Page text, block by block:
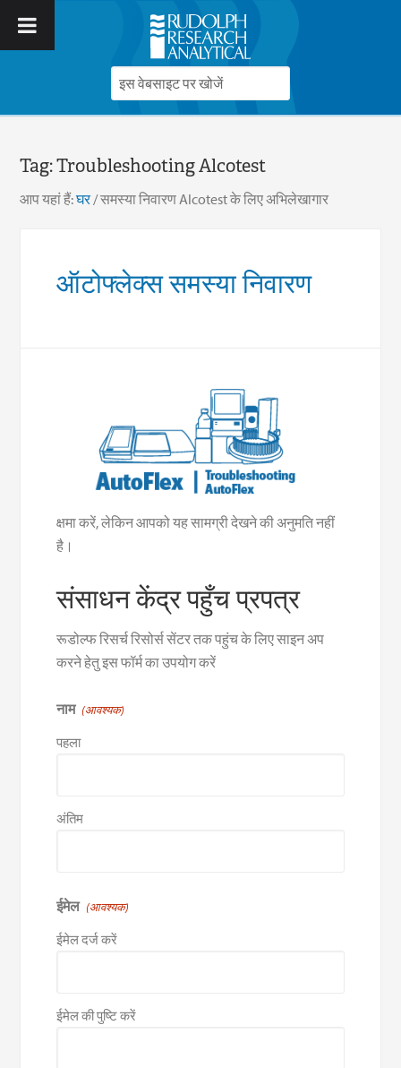
Tag:Troubleshooting Alcotest
आप यहां हैं:घर/समस्या निवारण Alcotest के लिए अभिलेखागार
ऑटोफ्लेक्स समस्या निवारण
क्षमा करें, लेकिन आपको यह सामग्री देखने की अनुमति नहीं
है।
संसाधन केंद्र पहुँच प्रपत्र
रूडोल्फ रिसर्च रिसोर्स सेंटर तक पहुंच के लिए साइन अप
करने हेतु इस फॉर्म का उपयोग करें
नाम (आवश्यक)
पहला
अंतिम
ईमेल (आवश्यक)
ईमेल दर्ज करें
ईमेल की पुष्टि करें